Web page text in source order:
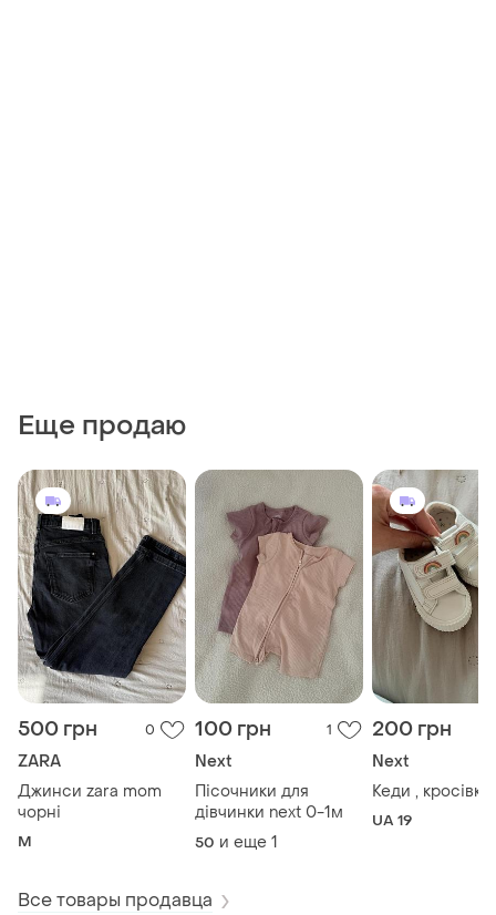
Еще продаю
500 грн 0
ZARA
Джинси zara mom
чорні
M
100 грн 1
Next
Пісочники для
дівчинки next 0-1м
50 и еще 1
200 грн
Next
Кеди ,
UA 19
Все товары продавца